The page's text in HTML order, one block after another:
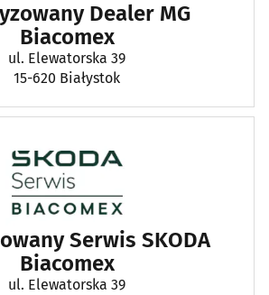
Dealer MG
Biacomex
ul. Elewatorska 39
15-620 Białystok
Serwis SKODA
Biacomex
ul. Elewatorska 39